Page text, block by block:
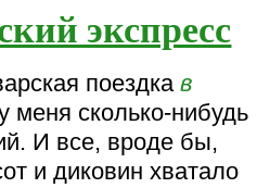
экспресс
поездкав
меня сколько-нибудь
И все, вроде бы,
и диковин хватало